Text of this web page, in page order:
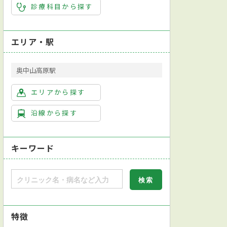
診療科目から探す
エリア・駅
奥中山高原駅
エリアから探す
沿線から探す
キーワード
特徴